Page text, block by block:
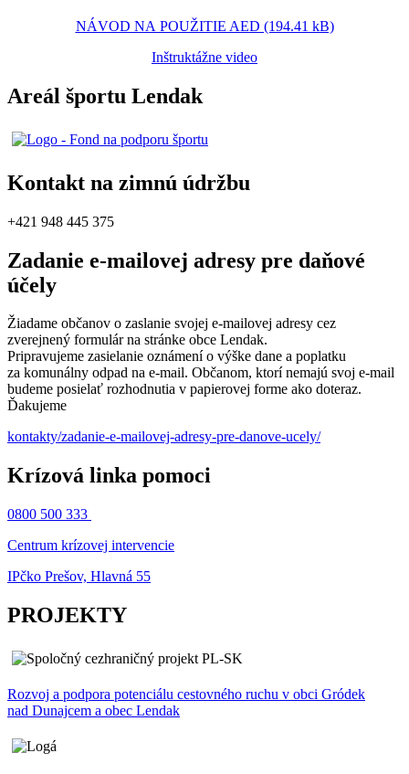
NÁVOD NA POUŽITIE AED (194.41 kB)
Inštruktážne video
Areál športu Lendak
Kontakt na zimnú údržbu
+421 948 445 375
Zadanie e-mailovej adresy pre daňové
účely
Žiadame občanov o zaslanie svojej e-mailovej adresy cez
zverejnený formulár na stránke obce Lendak.
Pripravujeme zasielanie oznámení o výške dane a poplatku
za komunálny odpad na e-mail. Občanom, ktorí nemajú svoj e-mail
budeme posielať rozhodnutia v papierovej forme ako doteraz.
Ďakujeme
kontakty/zadanie-e-mailovej-adresy-pre-danove-ucely/
Krízová linka pomoci
0800 500 333
Centrum krízovej intervencie
IPčko Prešov, Hlavná 55
PROJEKTY
Rozvoj a podpora potenciálu cestovného ruchu v obci Gródek
nad Dunajcem a obec Lendak